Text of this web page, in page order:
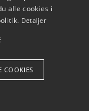
alle cookies i
Detaljer
COOKIES